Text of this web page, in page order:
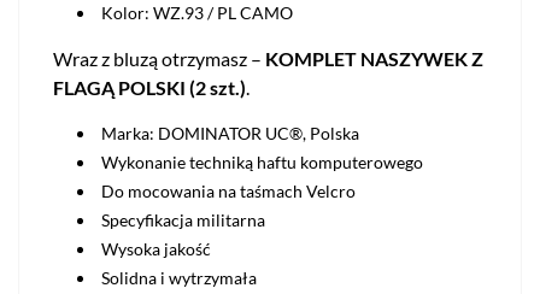
Kolor: WZ.93 / PL CAMO
Wraz z bluzą otrzymasz – KOMPLET NASZYWEK Z
FLAGĄ POLSKI (2 szt.)
Marka: DOMINATOR UC®, Polska
Wykonanie techniką haftu komputerowego
Do mocowania na taśmach Velcro
Specyfikacja militarna
Wysoka jakość
Solidna i wytrzymała